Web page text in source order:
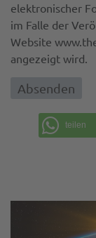
elektronischer
im Falle der
Website
angezeigt wird.
teilen